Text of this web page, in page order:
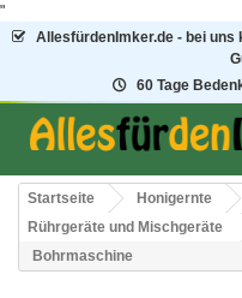
"
AllesfürdenImker.de - bei uns
60 Tage
Startseite Honigernte
Rührgeräte und Mischgeräte
Bohrmaschine